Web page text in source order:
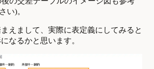
い)。
えまして、実際に表定義にしてみると
なるかと思います。